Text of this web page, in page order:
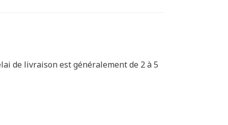
de livraison est généralement de 2 à 5